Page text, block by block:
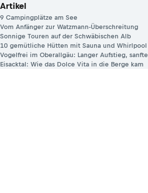
Artikel
9 Campingplätze am See
Vom Anfänger zur Watzmann-Überschreitung
Sonnige Touren auf der Schwäbischen Alb
10 gemütliche Hütten mit Sauna und Whirlpool
Vogelfrei im Oberallgäu: Langer Aufstieg,
Eisacktal: Wie das Dolce Vita in die Berge kam